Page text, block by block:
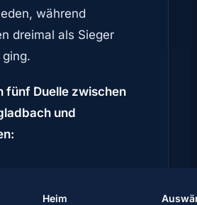
während
dreimal als Sieger
fünf Duelle zwischen
und
Heim